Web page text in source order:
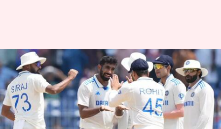
2024 ஆம் ஆண்டின் ஐசிசி
சிறந்த டெஸ்ட் அணியில்
மூன்று இந்தியர்களுக்கு
இடம்; விராட் கோலிக்கு
இடமில்லை